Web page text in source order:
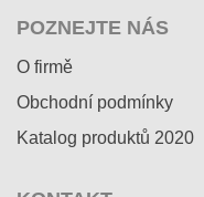
POZNEJTE NÁS
O firmě
Obchodní podmínky
Katalog produktů 2020